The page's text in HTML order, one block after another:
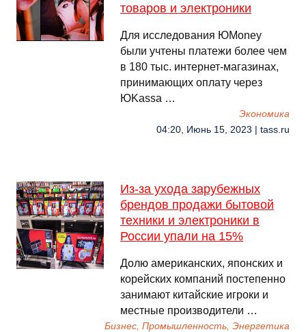
товаров и электроники
Для исследования ЮMoney
были учтены платежи более чем
в 180 тыс. интернет-магазинах,
принимающих оплату через
ЮKassa …
Экономика
04:20, Июнь 15, 2023 | tass.ru
Из-за ухода зарубежных
брендов продажи бытовой
техники и электроники в
России упали на 15%
Долю американских, японских и
корейских компаний постепенно
занимают китайские игроки и
местные производители …
Бизнес, Промышленность, Энергетика